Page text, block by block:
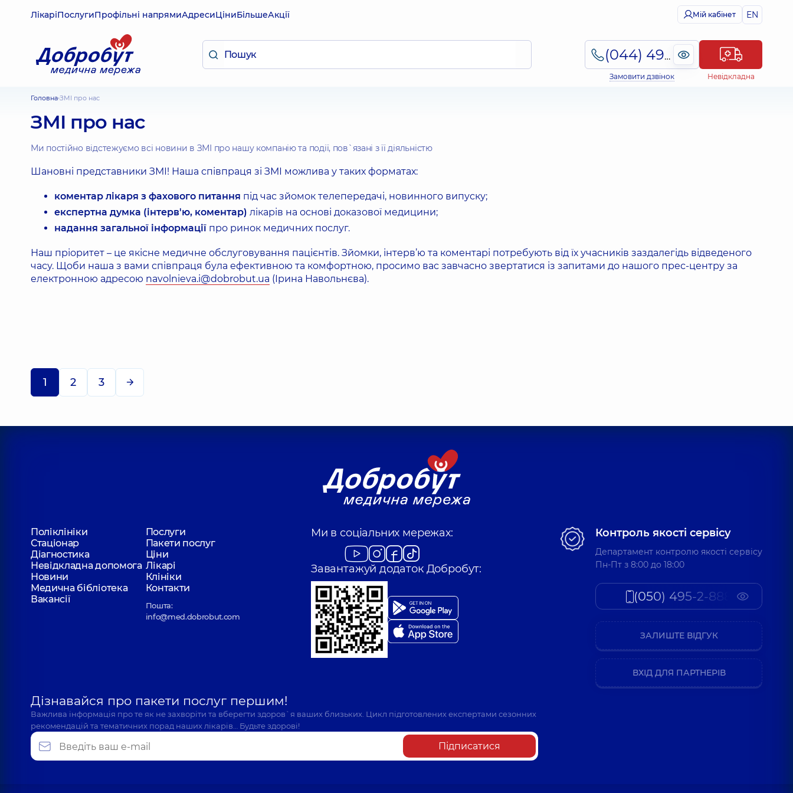
ЛікаріПослугиПрофільні напрямиАдресиЦіниБільшеАкції Мій кабінет EN
(044) 495-2-888
Замовити дзвінок Невідкладна
Головна ЗМІ про нас
ЗМІ про нас
Ми постійно відстежуємо всі новини в ЗМІ про нашу компанію та події, пов`язані з її діяльністю
Шановні представники ЗМІ! Наша співпраця зі ЗМІ можлива у таких форматах:
коментар лікаря з фахового питання під час зйомок телепередачі, новинного випуску;
експертна думка (інтерв'ю, коментар) лікарів на основі доказової медицини;
надання загальної інформації про ринок медичних послуг.
Наш пріоритет – це якісне медичне обслуговування пацієнтів. Зйомки, інтерв’ю та коментарі потребують від їх учасників заздалегідь відведеного
часу. Щоби наша з вами співпраця була ефективною та комфортною, просимо вас завчасно звертатися із запитами до нашого прес-центру за
електронною адресою navolnieva.i@dobrobut.ua (Ірина Навольнєва).
1 2 3
Поліклініки
Послуги
Стаціонар
Пакети послуг
Діагностика
Ціни
Невідкладна допомога Лікарі
Новини
Клініки
Медична бібліотека
Контакти
Вакансії
Пошта:
info@med.dobrobut.com
Ми в соціальних мережах:
Завантажуй додаток Добробут:
Дізнавайся про пакети послуг першим!
Важлива інформація про те як не захворіти та вберегти здоров`я ваших близьких. Цикл підготовлених експертами сезонних
рекомендацій та тематичних порад наших лікарів… Будьте здорові!
Підписатися
Контроль якості сервісу
Департамент контролю якості сервісу
Пн-Пт з 8:00 до 18:00
(050) 495-2-888
ЗАЛИШТЕ ВІДГУК
ВХІД ДЛЯ ПАРТНЕРІВ